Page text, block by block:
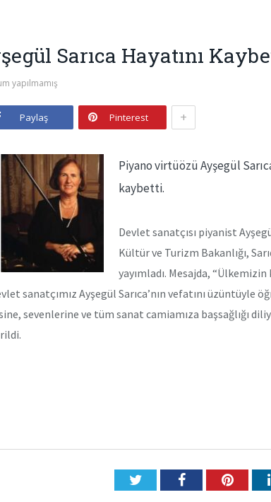
Sarıca Hayatını
yapılmamış
Paylaş Pinterest +
Piyano virtüözü Ayşegül
kaybetti.
Devlet sanatçısı piyanist
Kültür ve Turizm Bakanlığı,
yayımladı. Mesajda,
sanatçımız Ayşegül Sarıca’nın vefatını üzüntüyle
sevenlerine ve tüm sanat camiamıza başsağlığı
TwitterFacebook